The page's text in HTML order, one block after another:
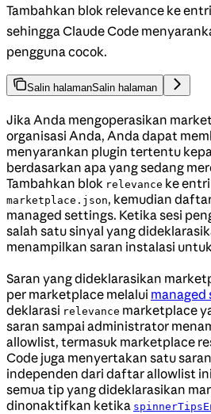
Tambahkan blok relevance ke
sehingga Claude Code
pengguna cocok.
Salin halamanSalin halaman
Jika Anda mengoperasikan
organisasi Anda, Anda dapat
menyarankan plugin tertentu
berdasarkan apa yang sedang
Tambahkan blok relevance ke
marketplace.json, kemudian
managed settings. Ketika sesi
salah satu sinyal yang
menampilkan saran instalasi
Saran yang dideklarasikan
per marketplace melalui
deklarasi relevance marketplace
saran sampai administrator
allowlist, termasuk marketplace
Code juga menyertakan satu
independen dari daftar allowlist
semua tip yang dideklarasikan
dinonaktifkan ketika